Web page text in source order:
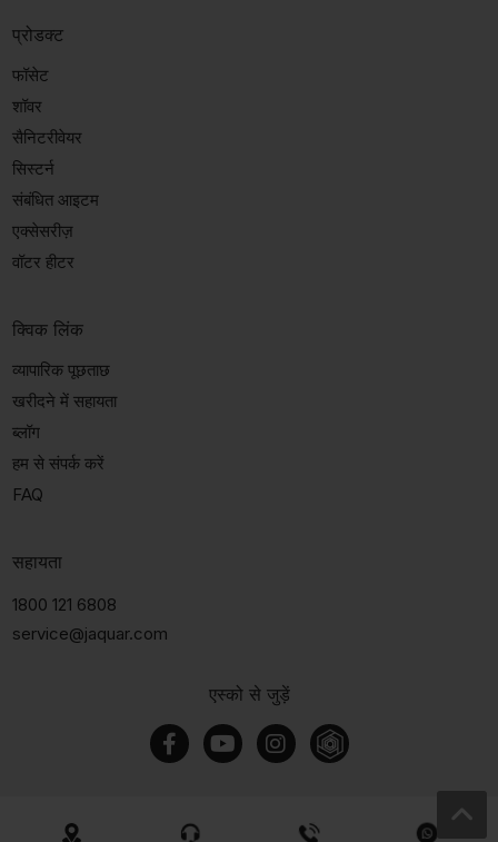
एस्को से जुड़ें
प्रोडक्ट
फॉसेट
शॉवर
सैनिटरीवेयर
सिस्टर्न
संबंधित आइटम
एक्सेसरीज़
वॉटर हीटर
क्विक लिंक
व्यापारिक पूछताछ
खरीदने में सहायता
ब्लॉग
हम से संपर्क करें
FAQ
सहायता
1800 121 6808
service@jaquar.com